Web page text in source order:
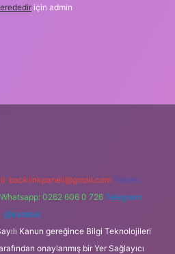
için admin
backlinkpaneli@gmail.com Teams:
Whatsapp: 0262 606 0 726 Telegram:
@karabul
Kanun gereğince Bilgi Teknolojileri
onaylanmış bir Yer Sağlayıcı